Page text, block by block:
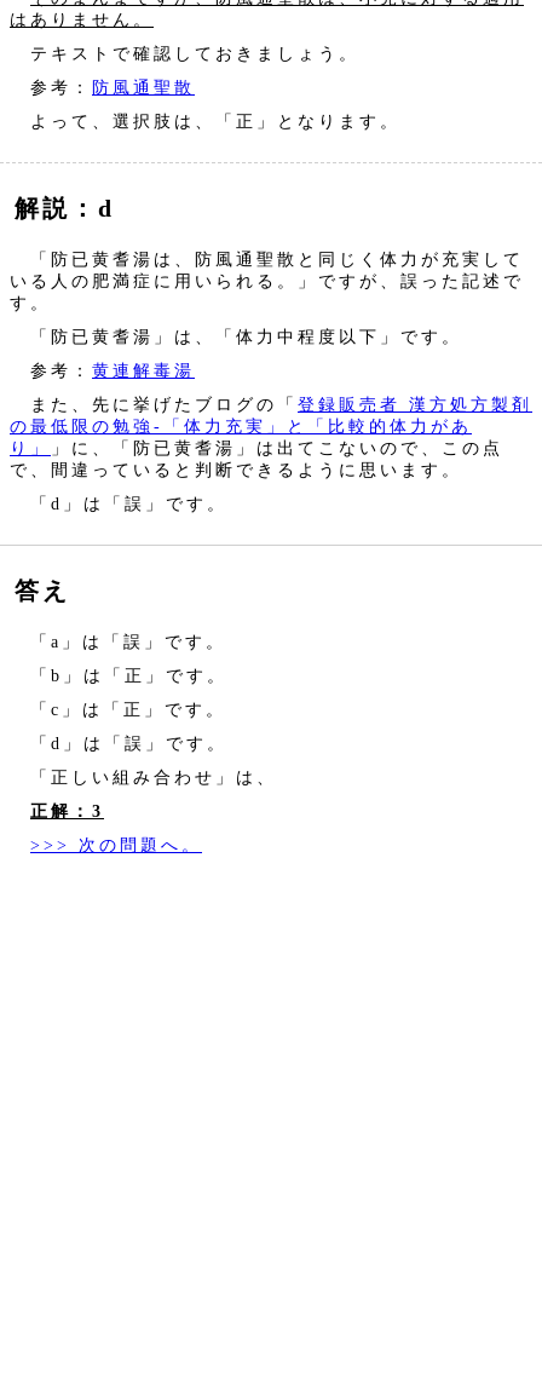
はありません。
テキストで確認しておきましょう。
参考： 防風通聖散
よって、選択肢は、「正」となります。
解説：d
「防已黄耆湯は、防風通聖散と同じく体力が充実して
いる人の肥満症に用いられる。」ですが、誤った記述で
す。
「防已黄耆湯」は、「体力中程度以下」です。
参考： 黄連解毒湯
また、先に挙げたブログの「 登録販売者 漢方処方製剤
の最低限の勉強‐「体力充実」と「比較的体力があ
り」
」に、「防已黄耆湯」は出てこないので、この点
で、間違っていると判断できるように思います。
「d」は「誤」です。
答え
「a」は「誤」です。
「b」は「正」です。
「c」は「正」です。
「d」は「誤」です。
「正しい組み合わせ」は、
正解：3
>>> 次の問題へ。